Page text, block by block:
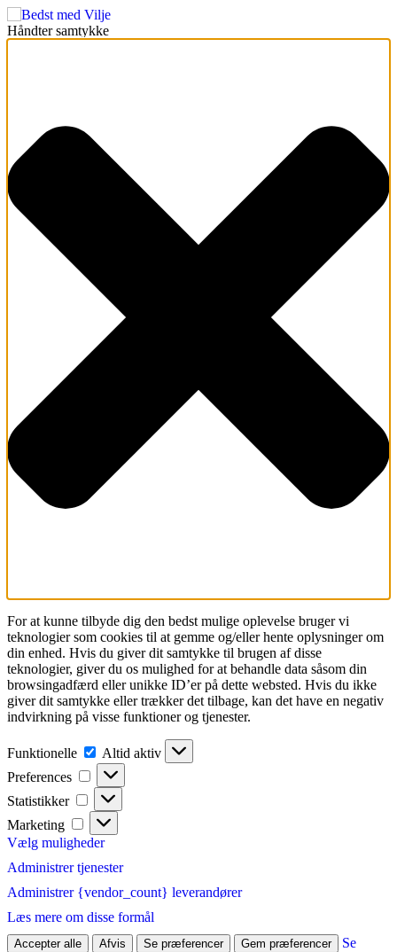
Håndter samtykke
For at kunne tilbyde dig den bedst mulige oplevelse bruger vi
teknologier som cookies til at gemme og/eller hente oplysninger om
din enhed. Hvis du giver dit samtykke til brugen af disse
teknologier, giver du os mulighed for at behandle data såsom din
browsingadfærd eller unikke ID’er på dette websted. Hvis du ikke
giver dit samtykke eller trækker det tilbage, kan det have en negativ
indvirkning på visse funktioner og tjenester.
Funktionelle Funktionelle
Altid aktiv
Preferences
Preferences
Statistikker Statistikker
Marketing
Marketing
Vælg muligheder
Administrer tjenester
Administrer {vendor_count} leverandører
Læs mere om disse formål
Accepter alle Afvis Se præferencer Gem præferencer
Se